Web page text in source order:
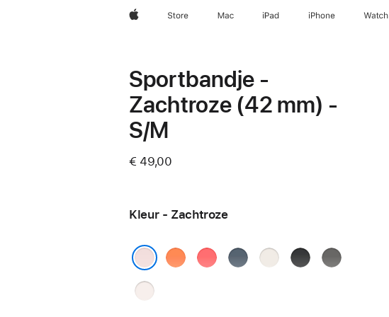
AppleStore Mac iPad iPhone Watch
Sportbandje -
Zachtroze (42 mm) -
S/M
€ 49,00
Kleur - Zachtroze
MandarijnGuaverozeAnkerblauwSterrenlicht
Zwart Rotsgrijs
Rosé